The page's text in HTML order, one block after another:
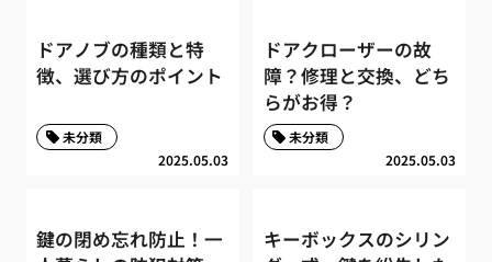
ドアノブの種類と特
徴、選び方のポイント
2025.05.03
未分類
ドアクローザーの故
障？修理と交換、どち
らがお得？
2025.05.03
未分類
鍵の閉め忘れ防止！一
キーボックスのシリン